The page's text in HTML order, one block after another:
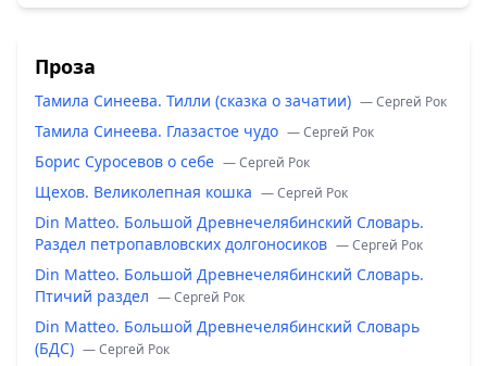
Проза
Тамила Синеева. Тилли (сказка о зачатии) — Сергей Рок
Тамила Синеева. Глазастое чудо — Сергей Рок
Борис Суросевов о себе — Сергей Рок
Щехов. Великолепная кошка — Сергей Рок
Din Matteo. Большой Древнечелябинский Словарь.
Раздел петропавловских долгоносиков — Сергей Рок
Din Matteo. Большой Древнечелябинский Словарь.
Птичий раздел — Сергей Рок
Din Matteo. Большой Древнечелябинский Словарь
(БДС) — Сергей Рок